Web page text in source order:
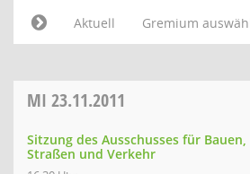
Aktuell
Gremium
MI 23.11.2011
Sitzung des Ausschusses für
Straßen und Verkehr